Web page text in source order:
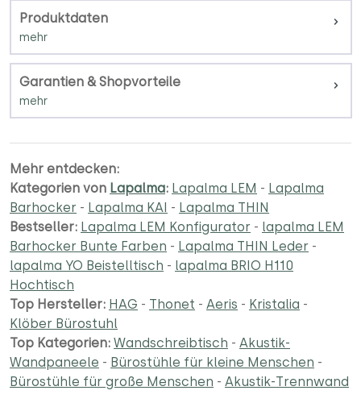
Produktdaten
Garantien & Shopvorteile
Mehr entdecken:
Kategorien von Lapalma: Lapalma LEM - Lapalma
Barhocker - Lapalma KAI - Lapalma THIN
Bestseller: Lapalma LEM Konfigurator - lapalma LEM
Barhocker Bunte Farben - Lapalma THIN Leder -
lapalma YO Beistelltisch - lapalma BRIO H110
Hochtisch
Top Hersteller: HAG - Thonet - Aeris - Kristalia -
Klöber Bürostuhl
Top Kategorien: Wandschreibtisch - Akustik-
Wandpaneele - Bürostühle für kleine Menschen -
Bürostühle für große Menschen - Akustik-Trennwand